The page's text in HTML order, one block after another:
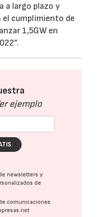
a largo plazo y
el cumplimiento de
1,5GW en
ejemplo
newsletters y
de
comunicaciones